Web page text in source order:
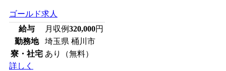
ゴールド求人
給与
月収例320,000円
勤務地
埼玉県 桶川市
寮・社宅 あり（無料）
詳しく